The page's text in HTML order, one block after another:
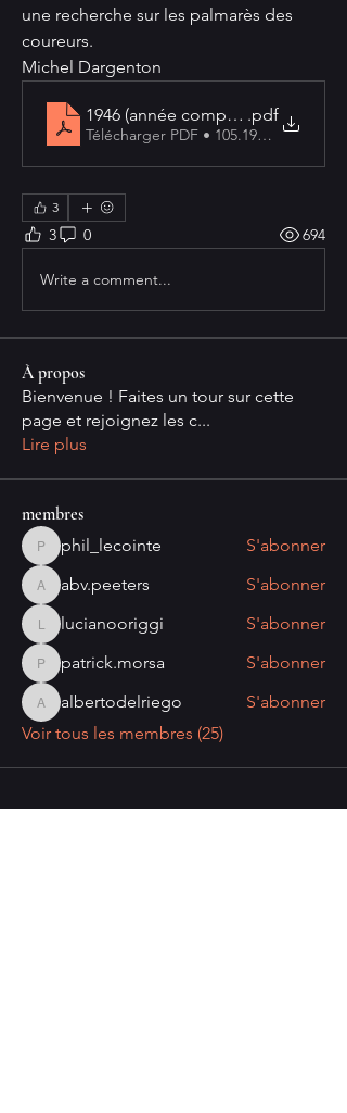
une recherche sur les palmarès des
coureurs.
Michel Dargenton
1946 (année complète) OCR
.pdf
Télécharger PDF • 105.19MB
3
3 0 694
Write a comment...
À propos
Bienvenue ! Faites un tour sur cette
page et rejoignez les c...
Lire plus
membres
phil_lecointe
phil_lecointe S'abonner
abv.peeters
abv.peeters S'abonner
lucianooriggi
lucianooriggi S'abonner
patrick.morsa
patrick.morsa S'abonner
albertodelriego
albertodelriego
S'abonner
Voir tous les membres (25)